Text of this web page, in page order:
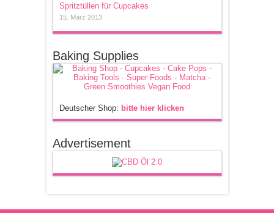
Spritztüllen für Cupcakes
15. März 2013
Baking Supplies
Deutscher Shop: bitte hier klicken
Advertisement